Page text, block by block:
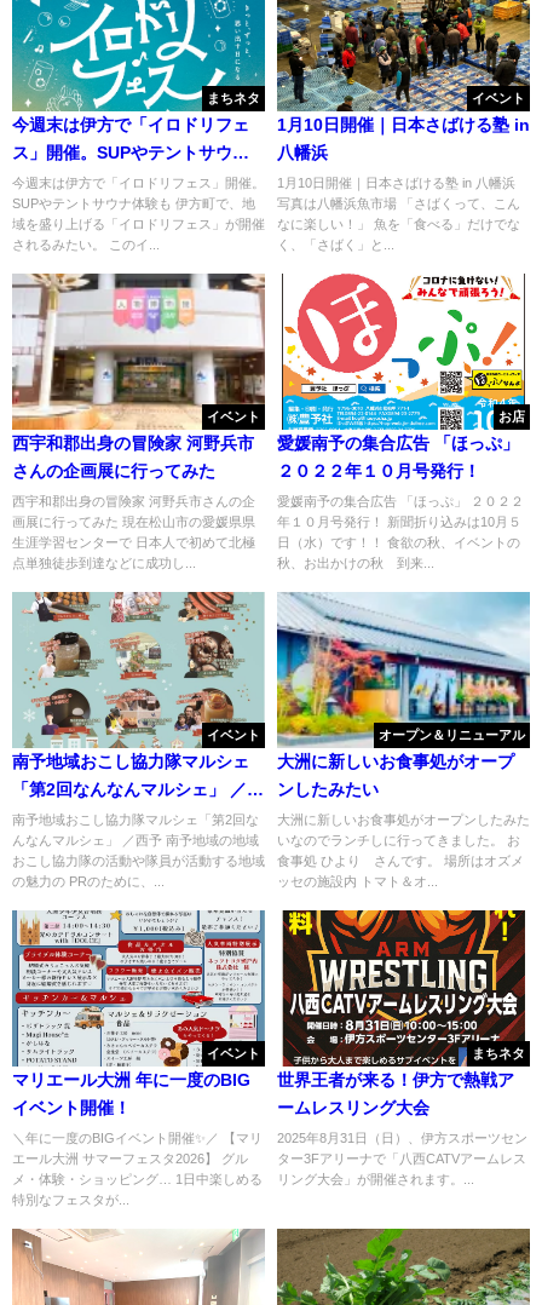
まちネタ
今週末は伊方で「イロドリフェ
ス」開催。SUPやテントサウナ
体験も
今週末は伊方で「イロドリフェス」開催。
SUPやテントサウナ体験も 伊方町で、地
域を盛り上げる「イロドリフェス」が開催
されるみたい。 このイ...
イベント
1月10日開催｜日本さばける塾 in
八幡浜
1月10日開催｜日本さばける塾 in 八幡浜
写真は八幡浜魚市場 「さばくって、こん
なに楽しい！」 魚を「食べる」だけでな
く、「さばく」と...
イベント
西宇和郡出身の冒険家 河野兵市
さんの企画展に行ってみた
西宇和郡出身の冒険家 河野兵市さんの企
画展に行ってみた 現在松山市の愛媛県県
生涯学習センターで 日本人で初めて北極
点単独徒歩到達などに成功し...
お店
愛媛南予の集合広告 「ほっぷ」
２０２２年１０月号発行！
愛媛南予の集合広告 「ほっぷ」 ２０２２
年１０月号発行！ 新聞折り込みは10月５
日（水）です！！ 食欲の秋、イベントの
秋、お出かけの秋 到来...
イベント
南予地域おこし協力隊マルシェ
「第2回なんなんマルシェ」 ／西
予
南予地域おこし協力隊マルシェ「第2回な
んなんマルシェ」 ／西予 南予地域の地域
おこし協力隊の活動や隊員が活動する地域
の魅力の PRのために、...
オープン＆リニューアル
大洲に新しいお食事処がオープ
ンしたみたい
大洲に新しいお食事処がオープンしたみた
いなのでランチしに行ってきました。 お
食事処 ひより さんです。 場所はオズメ
ッセの施設内 トマト＆オ...
イベント
マリエール大洲 年に一度のBIG
イベント開催！
＼年に一度のBIGイベント開催✨／ 【マリ
エール大洲 サマーフェスタ2026】 グル
メ・体験・ショッピング… 1日中楽しめる
特別なフェスタが...
まちネタ
世界王者が来る！伊方で熱戦ア
ームレスリング大会
2025年8月31日（日）、伊方スポーツセン
ター3Fアリーナで「八西CATVアームレス
リング大会」が開催されます。...